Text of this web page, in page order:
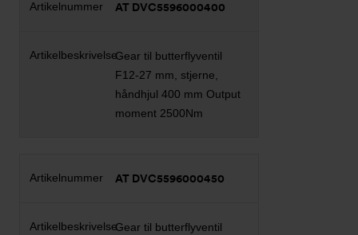
AT DVC5596000400
Gear til butterflyventil
F12-27 mm, stjerne,
håndhjul 400 mm Output
moment 2500Nm
AT DVC5596000450
Gear til butterflyventil